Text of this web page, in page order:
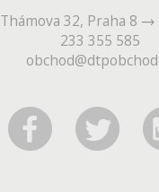
Thámova 32, Praha 8
233 355 585